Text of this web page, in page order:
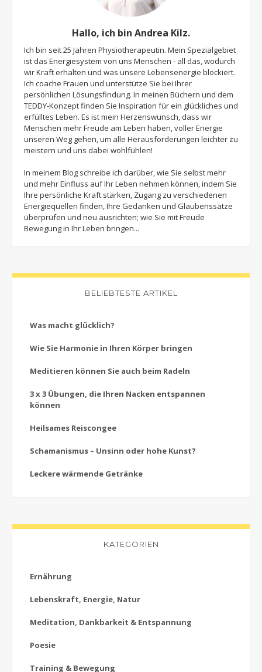
Hallo, ich bin Andrea Kilz.
Ich bin seit 25 Jahren Physiotherapeutin. Mein Spezialgebiet
ist das Energiesystem von uns Menschen - all das, wodurch
wir Kraft erhalten und was unsere Lebensenergie blockiert.
Ich coache Frauen und unterstütze Sie bei Ihrer
persönlichen Lösungsfindung. In meinen Büchern und dem
TEDDY-Konzept finden Sie Inspiration für ein glückliches und
erfülltes Leben. Es ist mein Herzenswunsch, dass wir
Menschen mehr Freude am Leben haben, voller Energie
unseren Weg gehen, um alle Herausforderungen leichter zu
meistern und uns dabei wohlfühlen!
In meinem Blog schreibe ich darüber, wie Sie selbst mehr
und mehr Einfluss auf Ihr Leben nehmen können, indem Sie
Ihre persönliche Kraft stärken, Zugang zu verschiedenen
Energiequellen finden, Ihre Gedanken und Glaubenssätze
überprüfen und neu ausrichten; wie Sie mit Freude
Bewegung in Ihr Leben bringen...
BELIEBTESTE ARTIKEL
Was macht glücklich?
Wie Sie Harmonie in Ihren Körper bringen
Meditieren können Sie auch beim Radeln
3 x 3 Übungen, die Ihren Nacken entspannen
können
Heilsames Reiscongee
Schamanismus – Unsinn oder hohe Kunst?
Leckere wärmende Getränke
KATEGORIEN
Ernährung
Lebenskraft, Energie, Natur
Meditation, Dankbarkeit & Entspannung
Poesie
Training & Bewegung